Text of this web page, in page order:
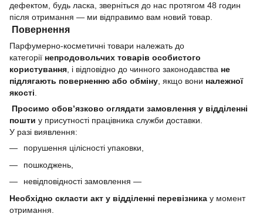
дефектом, будь ласка, зверніться до нас протягом 48 годин
після отримання — ми відправимо вам новий товар.
Повернення
Парфумерно-косметичні товари належать до
категорії непродовольчих товарів особистого
користування, і відповідно до чинного законодавства не
підлягають поверненню або обміну, якщо вони належної
якості.
Просимо обов’язково оглядати замовлення у відділенні
пошти у присутності працівника служби доставки.
У разі виявлення:
порушення цілісності упаковки,
пошкоджень,
невідповідності замовлення —
Необхідно скласти акт у відділенні перевізника у момент
отримання.